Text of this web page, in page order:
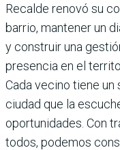
Recalde renovó su
barrio, mantener un
y construir una
presencia en el
Cada vecino tiene un
ciudad que la
oportunidades. Con
todos, podemos